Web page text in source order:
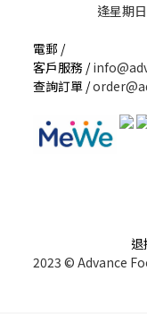
逢星期
電郵 /
客戶服務 /
查詢訂單 /
2023 © Advance